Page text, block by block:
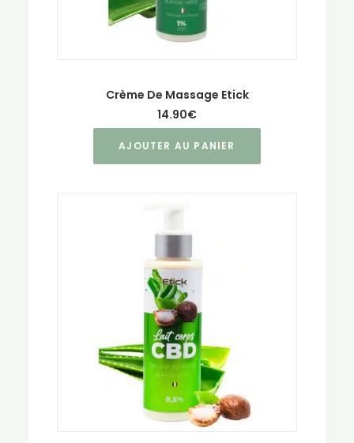
Crème De Massage Etick
14.90€
AJOUTER AU PANIER